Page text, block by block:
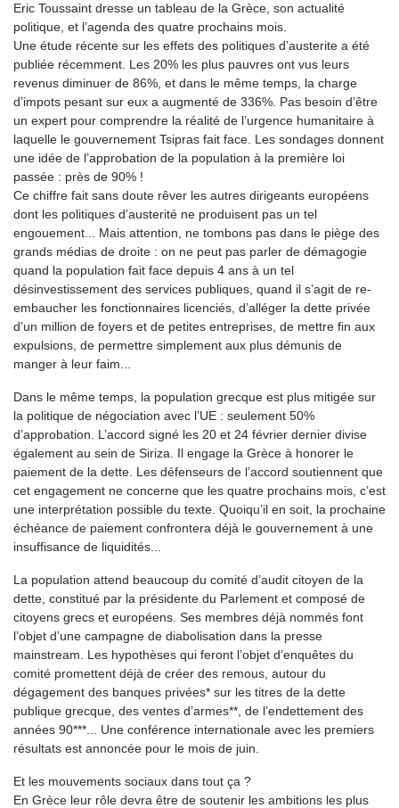
Eric Toussaint dresse un tableau de la Grèce, son actualité
politique, et l’agenda des quatre prochains mois.
Une étude récente sur les effets des politiques d’austerite a été
publiée récemment. Les 20% les plus pauvres ont vus leurs
revenus diminuer de 86%, et dans le même temps, la charge
d’impots pesant sur eux a augmenté de 336%. Pas besoin d’être
un expert pour comprendre la réalité de l’urgence humanitaire à
laquelle le gouvernement Tsipras fait face. Les sondages donnent
une idée de l’approbation de la population à la première loi
passée : près de 90% !
Ce chiffre fait sans doute rêver les autres dirigeants européens
dont les politiques d’austerité ne produisent pas un tel
engouement... Mais attention, ne tombons pas dans le piège des
grands médias de droite : on ne peut pas parler de démagogie
quand la population fait face depuis 4 ans à un tel
désinvestissement des services publiques, quand il s’agit de re-
embaucher les fonctionnaires licenciés, d’alléger la dette privée
d’un million de foyers et de petites entreprises, de mettre fin aux
expulsions, de permettre simplement aux plus démunis de
manger à leur faim...
Dans le même temps, la population grecque est plus mitigée sur
la politique de négociation avec l’UE : seulement 50%
d’approbation. L’accord signé les 20 et 24 février dernier divise
également au sein de Siriza. Il engage la Grèce à honorer le
paiement de la dette. Les défenseurs de l’accord soutiennent que
cet engagement ne concerne que les quatre prochains mois, c’est
une interprétation possible du texte. Quoiqu’il en soit, la prochaine
échéance de paiement confrontera déjà le gouvernement à une
insuffisance de liquidités...
La population attend beaucoup du comité d’audit citoyen de la
dette, constitué par la présidente du Parlement et composé de
citoyens grecs et européens. Ses membres déjà nommés font
l’objet d’une campagne de diabolisation dans la presse
mainstream. Les hypothèses qui feront l’objet d’enquêtes du
comité promettent déjà de créer des remous, autour du
dégagement des banques privées* sur les titres de la dette
publique grecque, des ventes d’armes**, de l’endettement des
années 90***... Une conférence internationale avec les premiers
résultats est annoncée pour le mois de juin.
Et les mouvements sociaux dans tout ça ?
En Grèce leur rôle devra être de soutenir les ambitions les plus